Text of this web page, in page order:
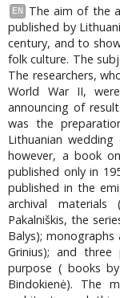
EN
The aim of the
published by
century, and to
folk culture. The
The researchers,
World War II,
announcing of
was the
Lithuanian wedding
however, a book
published only in
published in the
archival
Pakalniškis, the
Balys); monographs
Grinius); and
purpose ( books
Bindokienė). The